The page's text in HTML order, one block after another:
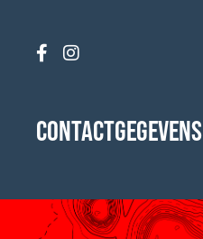
CONTACTGEGEVENS